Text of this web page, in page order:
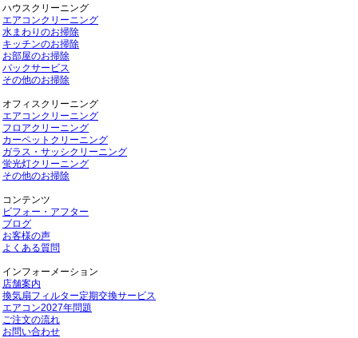
ハウスクリーニング
エアコンクリーニング
水まわりのお掃除
キッチンのお掃除
お部屋のお掃除
パックサービス
その他のお掃除
オフィスクリーニング
エアコンクリーニング
フロアクリーニング
カーペットクリーニング
ガラス・サッシクリーニング
蛍光灯クリーニング
その他のお掃除
コンテンツ
ビフォー・アフター
ブログ
お客様の声
よくある質問
インフォーメーション
店舗案内
換気扇フィルター定期交換サービス
エアコン2027年問題
ご注文の流れ
お問い合わせ